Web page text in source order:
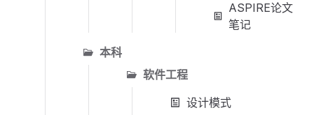
ASPIRE论文
笔记
本科
软件工程
设计模式